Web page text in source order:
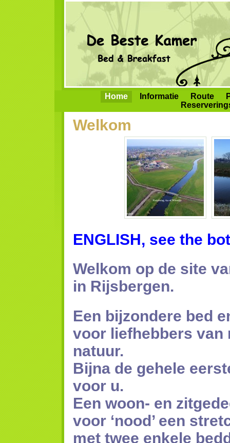
Home Informatie Route
Welkom
ENGLISH, see the
Welkom op de site
in Rijsbergen.
Een bijzondere bed
voor liefhebbers van
natuur.
Bijna de gehele
voor u.
Een woon- en
voor ‘nood’ een
met twee enkele